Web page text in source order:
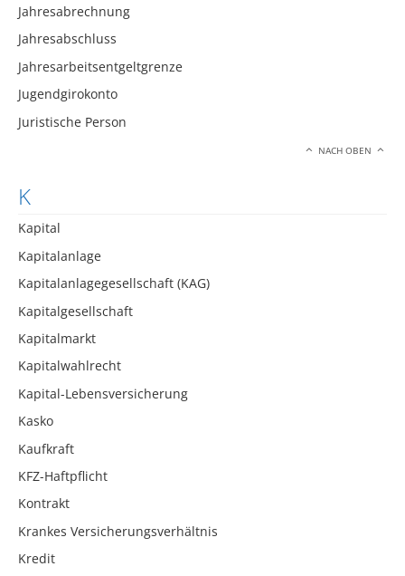
Jahresabrechnung
Jahresabschluss
Jahresarbeitsentgeltgrenze
Jugendgirokonto
Juristische Person
NACH OBEN
K
Kapital
Kapitalanlage
Kapitalanlagegesellschaft (KAG)
Kapitalgesellschaft
Kapitalmarkt
Kapitalwahlrecht
Kapital-Lebensversicherung
Kasko
Kaufkraft
KFZ-Haftpflicht
Kontrakt
Krankes Versicherungsverhältnis
Kredit